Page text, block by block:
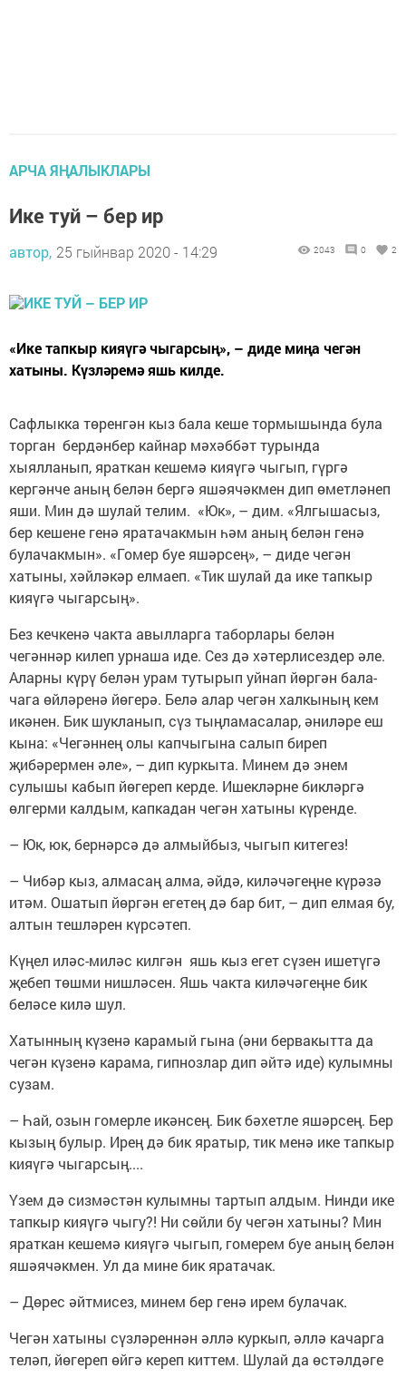
АРЧА ЯҢАЛЫКЛАРЫ
Ике туй – бер ир
автор, 25 гыйнвар 2020 - 14:29 2043 0 2
«Ике тапкыр кияүгә чыгарсың», – диде миңа чегән
хатыны. Күзләремә яшь килде.
Сафлыкка төренгән кыз бала кеше тормышында була
торган бердәнбер кайнар мәхәббәт турында
хыялланып, яраткан кешемә кияүгә чыгып, гүргә
кергәнче аның белән бергә яшәячәкмен дип өметләнеп
яши. Мин дә шулай телим. «Юк», – дим. «Ялгышасыз,
бер кешене генә яратачакмын һәм аның белән генә
булачакмын». «Гомер буе яшәрсең», – диде чегән
хатыны, хәйләкәр елмаеп. «Тик шулай да ике тапкыр
кияүгә чыгарсың».
Без кечкенә чакта авылларга таборлары белән
чегәннәр килеп урнаша иде. Сез дә хәтерлисездер әле.
Аларны күрү белән урам тутырып уйнап йөргән бала-
чага өйләренә йөгерә. Белә алар чегән халкының кем
икәнен. Бик шукланып, сүз тыңламасалар, әниләре еш
кына: «Чегәннең олы капчыгына салып биреп
җибәрермен әле», – дип куркыта. Минем дә энем
сулышы кабып йөгереп керде. Ишекләрне бикләргә
өлгерми калдым, капкадан чегән хатыны күренде.
– Юк, юк, бернәрсә дә алмыйбыз, чыгып китегез!
– Чибәр кыз, алмасаң алма, әйдә, киләчәгеңне күрәзә
итәм. Ошатып йөргән егетең дә бар бит, – дип елмая бу,
алтын тешләрен күрсәтеп.
Күңел иләс-миләс килгән яшь кыз егет сүзен ишетүгә
җебеп төшми нишләсен. Яшь чакта киләчәгеңне бик
беләсе килә шул.
Хатынның күзенә карамый гына (әни бервакытта да
чегән күзенә карама, гипнозлар дип әйтә иде) кулымны
сузам.
– Һай, озын гомерле икәнсең. Бик бәхетле яшәрсең. Бер
кызың булыр. Ирең дә бик яратыр, тик менә ике тапкыр
кияүгә чыгарсың....
Үзем дә сизмәстән кулымны тартып алдым. Нинди ике
тапкыр кияүгә чыгу?! Ни сөйли бу чегән хатыны? Мин
яраткан кешемә кияүгә чыгып, гомерем буе аның белән
яшәячәкмен. Ул да мине бик яратачак.
– Дөрес әйтмисез, минем бер генә ирем булачак.
Чегән хатыны сүзләреннән әллә куркып, әллә качарга
теләп, йөгереп өйгә кереп киттем. Шулай да өстәлдәге